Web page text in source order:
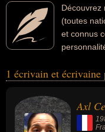
Découvrez
(toutes
et connus
également avoir été
leurs morts, ils peuvent
1 écrivain et écrivaine
Axl